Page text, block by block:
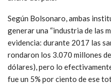
Según Bolsonaro, ambas
generar una “industria de las
evidencia: durante 2017 las
rondaron los 3.070 millones
dólares), pero lo
fue un 5% por ciento de ese